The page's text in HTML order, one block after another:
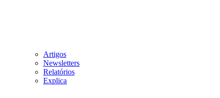
Artigos
Newsletters
Relatórios
Explica